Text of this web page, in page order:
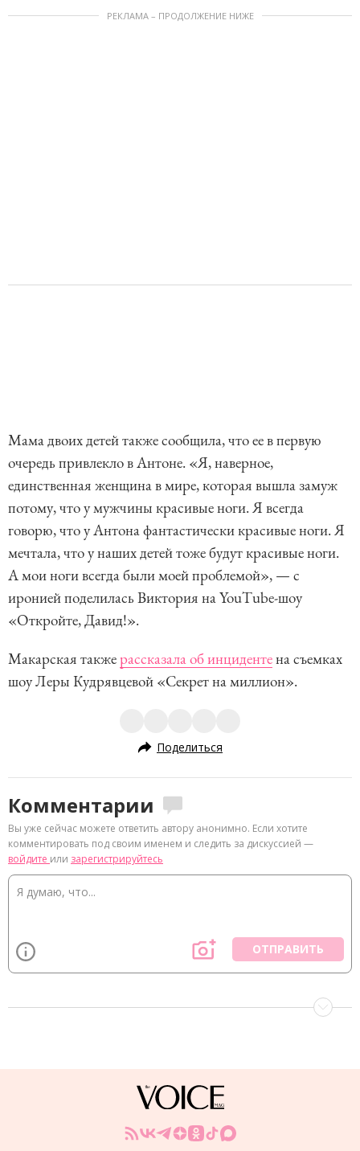
РЕКЛАМА – ПРОДОЛЖЕНИЕ НИЖЕ
Мама двоих детей также сообщила, что ее в первую
очередь привлекло в Антоне. «Я, наверное,
единственная женщина в мире, которая вышла замуж
потому, что у мужчины красивые ноги. Я всегда
говорю, что у Антона фантастически красивые ноги. Я
мечтала, что у наших детей тоже будут красивые ноги.
А мои ноги всегда были моей проблемой», — с
иронией поделилась Виктория на YouTube-шоу
«Откройте, Давид!».
Макарская такжерассказала об инцидентена съемках
шоу Леры Кудрявцевой «Секрет на миллион».
Поделиться
Комментарии
Вы уже сейчас можете ответить автору анонимно. Если хотите
комментировать под своим именем и следить за дискуссией —
войдите или зарегистрируйтесь
ОТПРАВИТЬ